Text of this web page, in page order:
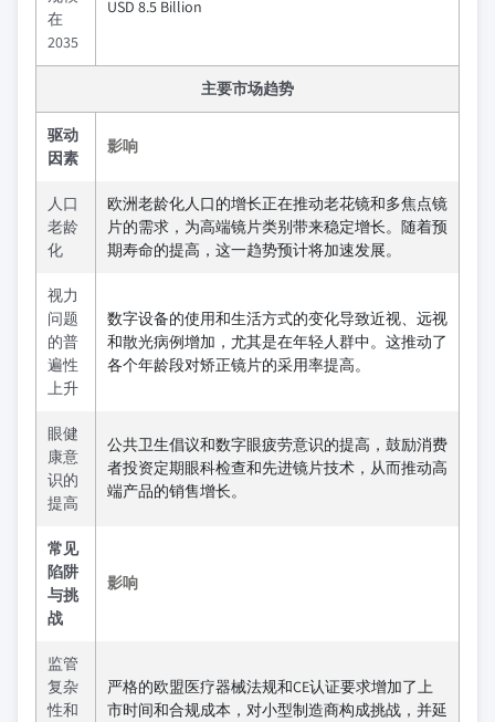
在
2035
USD 8.5 Billion
主要市场趋势
驱动
因素
影响
人口
老龄
化
欧洲老龄化人口的增长正在推动老花镜和多焦点镜
片的需求，为高端镜片类别带来稳定增长。随着预
期寿命的提高，这一趋势预计将加速发展。
视力
问题
的普
遍性
上升
数字设备的使用和生活方式的变化导致近视、远视
和散光病例增加，尤其是在年轻人群中。这推动了
各个年龄段对矫正镜片的采用率提高。
眼健
康意
识的
提高
公共卫生倡议和数字眼疲劳意识的提高，鼓励消费
者投资定期眼科检查和先进镜片技术，从而推动高
端产品的销售增长。
常见
陷阱
与挑
战
影响
监管
复杂
性和
严格的欧盟医疗器械法规和CE认证要求增加了上
市时间和合规成本，对小型制造商构成挑战，并延